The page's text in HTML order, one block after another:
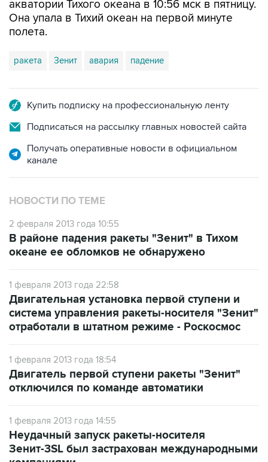
акватории Тихого океана в 10:56 мск в пятницу.
Она упала в Тихий океан на первой минуте
полета.
ракета Зенит авария падение
Купить подписку на профессиональную ленту
Подписаться на рассылку главных новостей сайта
Получать оперативные новости в официальном
канале
НОВОСТИ ПО ТЕМЕ
2 февраля 2013 года 10:55
В районе падения ракеты "Зенит" в Тихом
океане ее обломков не обнаружено
1 февраля 2013 года 22:58
Двигательная установка первой ступени и
система управления ракеты-носителя "Зенит"
отработали в штатном режиме - Роскосмос
1 февраля 2013 года 18:54
Двигатель первой ступени ракеты "Зенит"
отключился по команде автоматики
1 февраля 2013 года 14:55
Неудачный запуск ракеты-носителя
Зенит-3SL был застрахован международными